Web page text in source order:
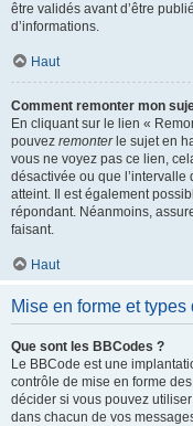
être validés avant d’être
d’informations.
Haut
Comment remonter mon
En cliquant sur le lien «
pouvez remonterle sujet en
vous ne voyez pas ce lien,
désactivée ou que l’intervalle
atteint. Il est également
répondant. Néanmoins,
faisant.
Haut
Mise en forme et types
Que sont les BBCodes ?
Le BBCode est une
contrôle de mise en forme
décider si vous pouvez
dans chacun de vos